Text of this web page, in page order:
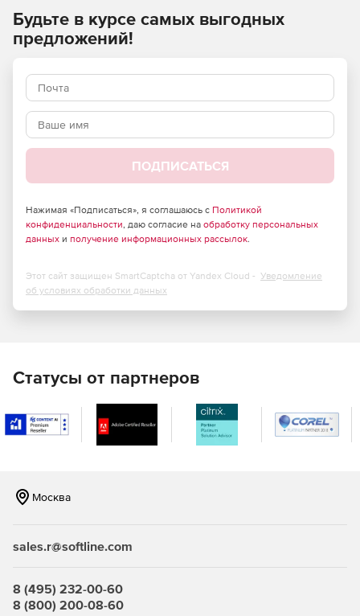
nanoCAD BIM ВК 26 устанавливается на Платформу
​Реализовано взаимодействие с nanoCAD BIM
Вентиляция: экспорт информационной модели
пожаротушения из nanoCAD BIM ВК в Collaboration
server.
Внедреены расчеты по СП РК 4.01-101-2012 и СН РК
числе новые таблицы расходов воды и стоков
санитарными приборами и норм расхода воды.
для разных типов выносок и элементов модели,
включая настройку соответствия типов выносок и
имен слоев в параметрах проекта. Новые выноски
трубопроводных проходок с учетом размеров и типа
отверстия. Проходки разделяются по габаритам
отверстий с использованием настраиваемых правил,
использования офисных приложений. Необходимо
DOT в формат DOTX.
Будьте в курсе самых выгодных
предложений!
ПОДПИСАТЬСЯ
Нажимая «Подписаться», я соглашаюсь с Политикой
конфиденциальности, даю согласие на обработку персональных
данных и получение информационных рассылок.
Этот сайт защищен SmartCaptcha от Yandex Cloud - Уведомление
об условиях обработки данных
Статусы от партнеров
Москва
sales.r@softline.com
8 (495) 232-00-60
8 (800) 200-08-60